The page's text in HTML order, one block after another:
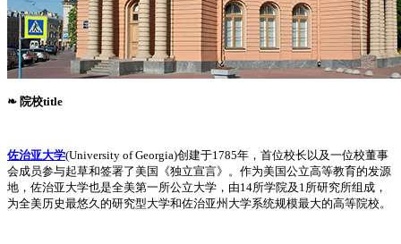
❧ 院校title
佐治亚大学(University of Georgia)创建于1785年，首位校长以及一位校董事
会成员参与起草和签署了美国《独立宣言》。作为美国公立高等教育的发源
地，佐治亚大学也是全美第一所公立大学，由14所学院及1所研究所组成，
为全美历史最悠久的研究型大学和佐治亚州大学系统规模最大的高等院校。